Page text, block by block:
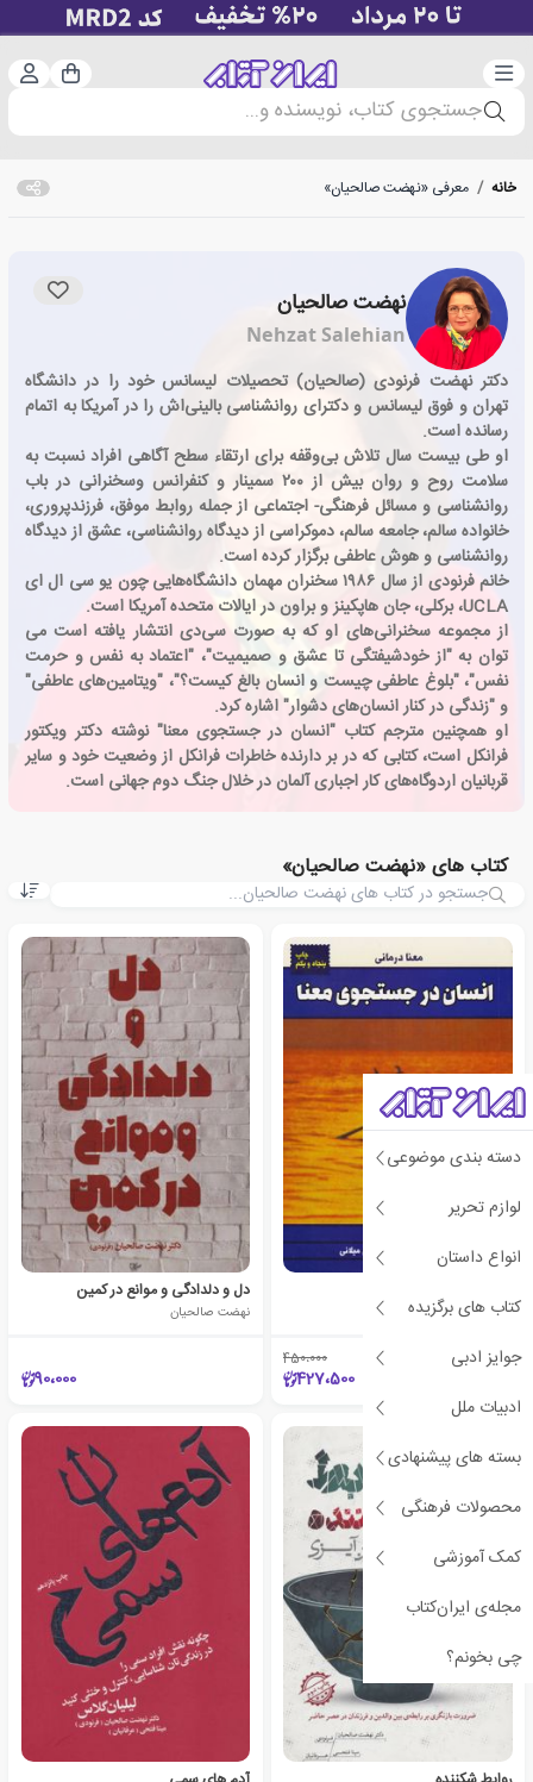
دسته‌بندی سبد
جستجوی کتاب، نویسنده و...
دسته بندی موضوعی
لوازم تحریر
انواع داستان
کتاب های برگزیده
جوایز ادبی
ادبیات ملل
بسته های پیشنهادی
محصولات فرهنگی
کمک آموزشی
مجله‌ی ایران‌کتاب
چی بخونم؟
خانه / معرفی «نهضت صالحیان»
نهضت صالحیان
Nehzat Salehian
دکتر نهضت فرنودی (صالحیان) تحصیلات لیسانس خود را در دانشگاه
تهران و فوق لیسانس و دکترای روانشناسی بالینی‌اش را در آمریکا به اتمام
رسانده است.
او طی بیست سال تلاش بی‌وقفه برای ارتقاء سطح آگاهی افراد نسبت به
سلامت روح و روان بیش از ۲۰۰ سمینار و کنفرانس وسخنرانی در باب
روانشناسی و مسائل فرهنگی- اجتماعی از جمله روابط موفق، فرزندپروری،
خانواده سالم، جامعه سالم، دموکراسی از دیدگاه روانشناسی، عشق از دیدگاه
روانشناسی و هوش عاطفی برگزار کرده است.
خانم فرنودی از سال ۱۹۸۶ سخنران مهمان دانشگاه‌هایی چون یو سی ال ای
UCLA، برکلی، جان هاپکینز و براون در ایالات متحده آمریکا است.
از مجموعه سخنرانی‌های او که به صورت سی‌دی انتشار یافته است می
‌توان به "از خودشیفتگی تا عشق و صمیمیت"، "اعتماد به نفس و حرمت
نفس"، "بلوغ عاطفی چیست و انسان بالغ کیست؟"، "ویتامین‌های عاطفی"
و "زندگی در کنار انسان‌های دشوار" اشاره کرد.
او همچنین مترجم کتاب "انسان در جستجوی معنا" نوشته دکتر ویکتور
فرانکل است، کتابی که در بر دارنده خاطرات فرانکل از وضعیت خود و سایر
قربانیان اردوگاه‌های کار اجباری آلمان در خلال جنگ دوم جهانی است.
کتاب های «نهضت صالحیان»
ویکتور فرانکل
٪5 450،000
427،500
دل و دلدادگی و موانع در کمین
نهضت صالحیان
90،000